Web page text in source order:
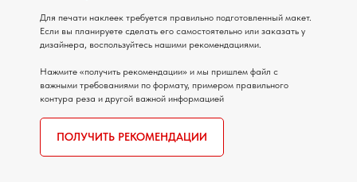
Для печати наклеек требуется правильно подготовленный макет.
Если вы планируете сделать его самостоятельно или заказать у
дизайнера, воспользуйтесь нашими рекомендациями.
Нажмите «получить рекомендации» и мы пришлем файл с
важными требованиями по формату, примером правильного
контура реза и другой важной информацией
ПОЛУЧИТЬ РЕКОМЕНДАЦИИ